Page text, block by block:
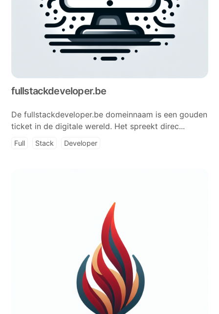
fullstackdeveloper.be
De fullstackdeveloper.be domeinnaam is een gouden
ticket in de digitale wereld. Het spreekt direc...
Full Stack Developer